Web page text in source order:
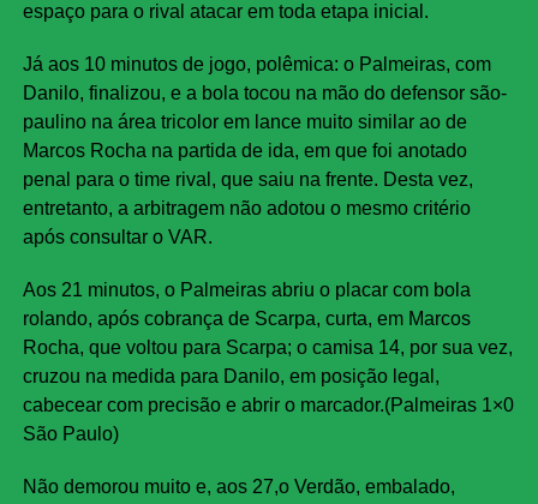
espaço para o rival atacar em toda etapa inicial.
Já aos 10 minutos de jogo, polêmica: o Palmeiras, com
Danilo, finalizou, e a bola tocou na mão do defensor são-
paulino na área tricolor em lance muito similar ao de
Marcos Rocha na partida de ida, em que foi anotado
penal para o time rival, que saiu na frente. Desta vez,
entretanto, a arbitragem não adotou o mesmo critério
após consultar o VAR.
Aos 21 minutos, o Palmeiras abriu o placar com bola
rolando, após cobrança de Scarpa, curta, em Marcos
Rocha, que voltou para Scarpa; o camisa 14, por sua vez,
cruzou na medida para Danilo, em posição legal,
cabecear com precisão e abrir o marcador.(Palmeiras 1×0
São Paulo)
Não demorou muito e, aos 27,o Verdão, embalado,